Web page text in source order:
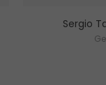
Sergio